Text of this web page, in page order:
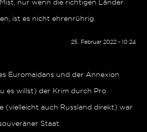
nur wenn die richtigen Länder
ist es nicht ehrenrührig.
25. Februar 2022 - 10:24
Euromaidans und der Annexion
es willst) der Krim durch Pro
(vielleicht auch Russland direkt) war
Staat.